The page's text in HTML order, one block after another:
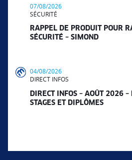
07/08/2026
SÉCURITÉ
RAPPEL DE PRODUIT POUR
SÉCURITÉ – SIMOND
04/08/2026
DIRECT INFOS
DIRECT INFOS – AOÛT 2026 –
STAGES ET DIPLÔMES